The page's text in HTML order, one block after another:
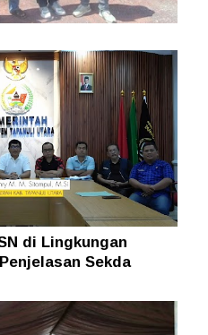
Bangunan Rugikan
ke Polres Dairi,
Pelaku Diusut
di Lingkungan
Sekda